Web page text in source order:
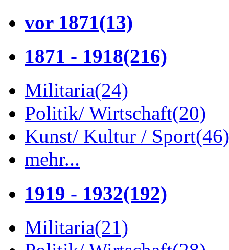
vor 1871(13)
1871 - 1918(216)
Militaria(24)
Politik/ Wirtschaft(20)
Kunst/ Kultur / Sport(46)
mehr...
1919 - 1932(192)
Militaria(21)